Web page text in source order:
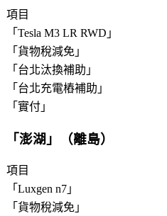
項目
「 Tesla M3 LR RWD 」
「 貨物稅減免 」
「 台北汰換補助 」
「 台北充電樁補助 」
「 實付 」
「澎湖 」（離島）
項目
「 Luxgen n7 」
「 貨物稅減免 」